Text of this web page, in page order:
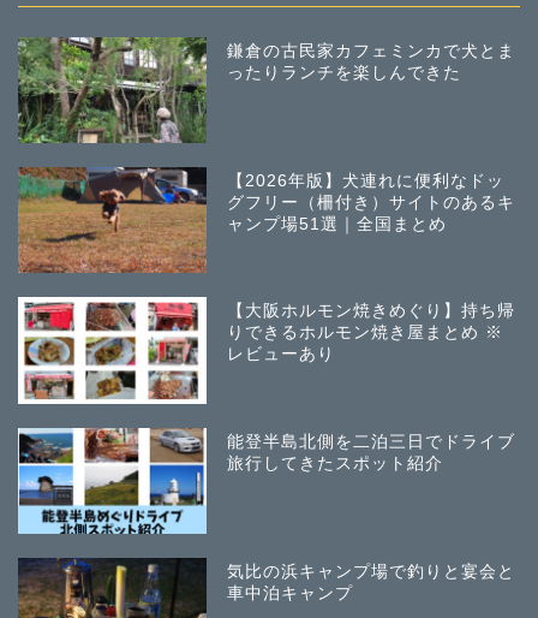
鎌倉の古民家カフェミンカで犬とま
ったりランチを楽しんできた
【2026年版】犬連れに便利なドッ
グフリー（柵付き）サイトのあるキ
ャンプ場51選｜全国まとめ
【大阪ホルモン焼きめぐり】持ち帰
りできるホルモン焼き屋まとめ ※
レビューあり
能登半島北側を二泊三日でドライブ
旅行してきたスポット紹介
気比の浜キャンプ場で釣りと宴会と
車中泊キャンプ